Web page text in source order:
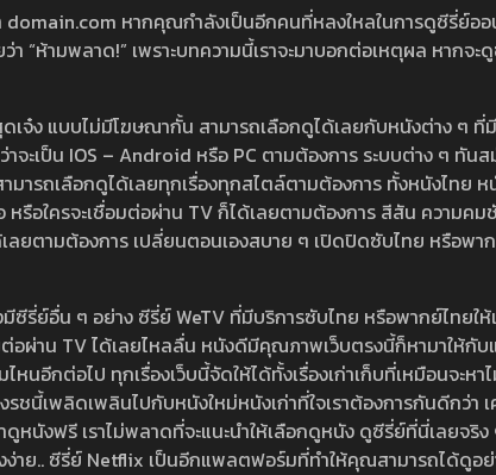
หากคุณกำลังเป็นอีกคนที่หลงใหลในการดูซีรี่ย์อ
า “ห้ามพลาด!” เพราะบทความนี้เราจะมาบอกต่อเหตุผล หาก
เจ๋ง แบบไม่มีโฆษณากั้น สามารถเลือกดูได้เลยกับหนังต่าง ๆ
าจะเป็น IOS – Android หรือ PC ตามต้องการ ระบบต่าง ๆ
ารถเลือกดูได้เลยทุกเรื่องทุกสไตล์ตามต้องการ ทั้งหนังไทย
รือใครจะเชื่อมต่อผ่าน TV ก็ได้เลยตามต้องการ สีสัน ความค
ลยตามต้องการ เปลี่ยนตอนเองสบาย ๆ เปิดปิดซับไทย หรือพ
รี่ย์อื่น ๆ อย่าง ซีรี่ย์ WeTV ที่มีบริการซับไทย หรือพากย์ไทยใ
อผ่าน TV ได้เลยไหลลื่น หนังดีมีคุณภาพเว็บตรงนี้ก็หามาให้กั
หนอีกต่อไป ทุกเรื่องเว็บนี้จัดให้ได้ทั้งเรื่องเก่าเก็บที่เหมือนจะ
รชนี้เพลิดเพลินไปกับหนังใหม่หนังเก่าที่ใจเราต้องการกันดีกว่
หนังฟรี เราไม่พลาดที่จะแนะนำให้เลือกดูหนัง ดูซีรี่ย์ที่นี่เลยจ
ง่าย.. ซีรี่ย์ Netflix เป็นอีกแพลตฟอร์มที่ทำให้คุณสามารถได้ดูอ